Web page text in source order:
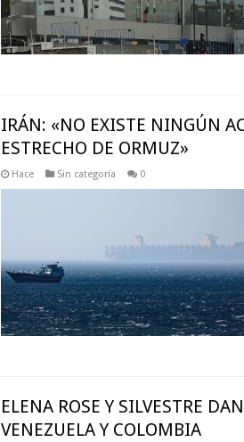
IRÁN: «NO EXISTE NINGÚN
ESTRECHO DE ORMUZ»
Hace Sin categoría 0
ELENA ROSE Y SILVESTRE
VENEZUELA Y COLOMBIA